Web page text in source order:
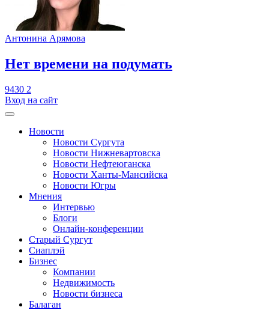
Антонина Арямова
​Нет времени на подумать
9430 2
Вход на сайт
Новости
Новости Сургута
Новости Нижневартовска
Новости Нефтеюганска
Новости Ханты-Мансийска
Новости Югры
Мнения
Интервью
Блоги
Онлайн-конференции
Старый Сургут
Сиаплэй
Бизнес
Компании
Недвижимость
Новости бизнеса
Балаган